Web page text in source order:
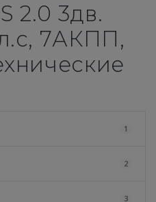
2.0 3дв.
л.с, 7АКПП,
1
2
3